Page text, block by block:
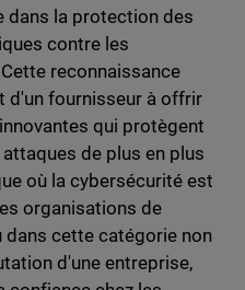
dans la protection des
contre les
reconnaissance
d'un fournisseur à offrir
qui protègent
de plus en plus
où la cybersécurité est
organisations de
cette catégorie non
d'une entreprise,